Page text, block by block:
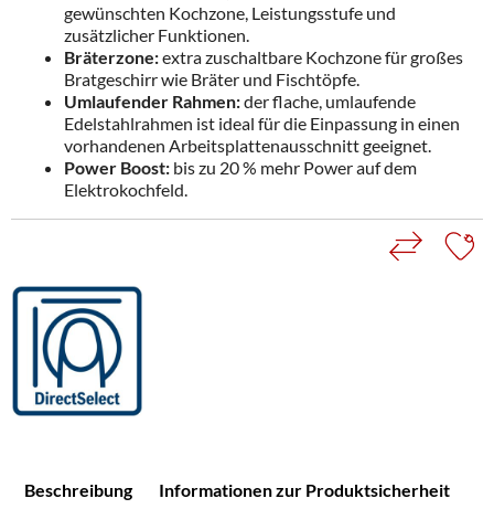
gewünschten Kochzone, Leistungsstufe und
zusätzlicher Funktionen.
Bräterzone:extra zuschaltbare Kochzone für großes
Bratgeschirr wie Bräter und Fischtöpfe.
Umlaufender Rahmen:der flache, umlaufende
Edelstahlrahmen ist ideal für die Einpassung in einen
vorhandenen Arbeitsplattenausschnitt geeignet.
Power Boost: bis zu 20 % mehr Power auf dem
Elektrokochfeld.
Beschreibung Informationen zur Produktsicherheit